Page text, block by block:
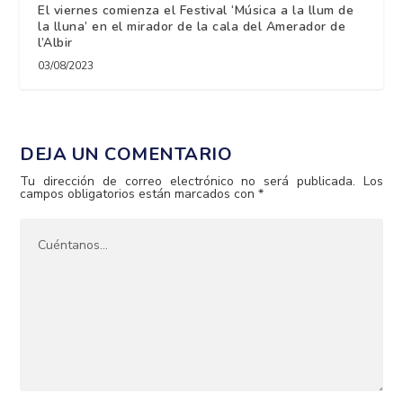
El viernes comienza el Festival ‘Música a la llum de
la lluna’ en el mirador de la cala del Amerador de
l’Albir
03/08/2023
DEJA UN COMENTARIO
Tu dirección de correo electrónico no será publicada. Los
campos obligatorios están marcados con*